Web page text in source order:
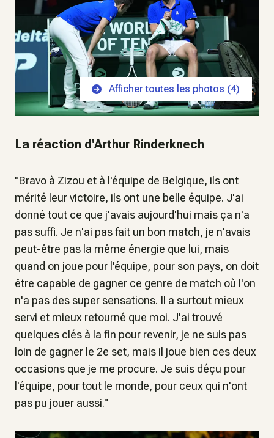
Afficher toutes les photos (4)
La réaction d'Arthur Rinderknech
"Bravo à Zizou et à l'équipe de Belgique, ils ont
mérité leur victoire, ils ont une belle équipe. J'ai
donné tout ce que j'avais aujourd'hui mais ça n'a
pas suffi. Je n'ai pas fait un bon match, je n'avais
peut-être pas la même énergie que lui, mais
quand on joue pour l'équipe, pour son pays, on doit
être capable de gagner ce genre de match où l'on
n'a pas des super sensations. Il a surtout mieux
servi et mieux retourné que moi. J'ai trouvé
quelques clés à la fin pour revenir, je ne suis pas
loin de gagner le 2e set, mais il joue bien ces deux
occasions que je me procure. Je suis déçu pour
l'équipe, pour tout le monde, pour ceux qui n'ont
pas pu jouer aussi."